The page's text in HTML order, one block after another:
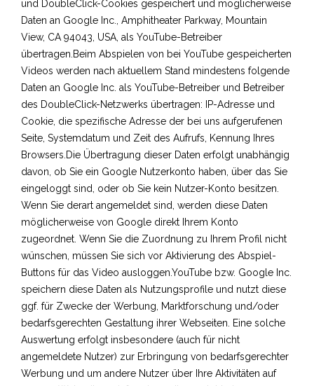
und DoubleClick-Cookies gespeichert und möglicherweise
Daten an Google Inc., Amphitheater Parkway, Mountain
View, CA 94043, USA, als YouTube-Betreiber
übertragen.Beim Abspielen von bei YouTube gespeicherten
Videos werden nach aktuellem Stand mindestens folgende
Daten an Google Inc. als YouTube-Betreiber und Betreiber
des DoubleClick-Netzwerks übertragen: IP-Adresse und
Cookie, die spezifische Adresse der bei uns aufgerufenen
Seite, Systemdatum und Zeit des Aufrufs, Kennung Ihres
Browsers.Die Übertragung dieser Daten erfolgt unabhängig
davon, ob Sie ein Google Nutzerkonto haben, über das Sie
eingeloggt sind, oder ob Sie kein Nutzer-Konto besitzen.
Wenn Sie derart angemeldet sind, werden diese Daten
möglicherweise von Google direkt Ihrem Konto
zugeordnet. Wenn Sie die Zuordnung zu Ihrem Profil nicht
wünschen, müssen Sie sich vor Aktivierung des Abspiel-
Buttons für das Video ausloggen.YouTube bzw. Google Inc.
speichern diese Daten als Nutzungsprofile und nutzt diese
ggf. für Zwecke der Werbung, Marktforschung und/oder
bedarfsgerechten Gestaltung ihrer Webseiten. Eine solche
Auswertung erfolgt insbesondere (auch für nicht
angemeldete Nutzer) zur Erbringung von bedarfsgerechter
Werbung und um andere Nutzer über Ihre Aktivitäten auf